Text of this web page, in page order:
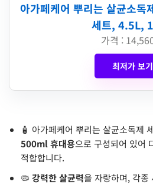
아가페케어 뿌리는 살균소
세트, 4.5L,
가격 :
최저가 보기
🧴 아가페케어 뿌리는 살균소독제
500ml 휴대용으로 구성되어 있어
적합합니다.
🦠 강력한 살균력을 자랑하며, 각종